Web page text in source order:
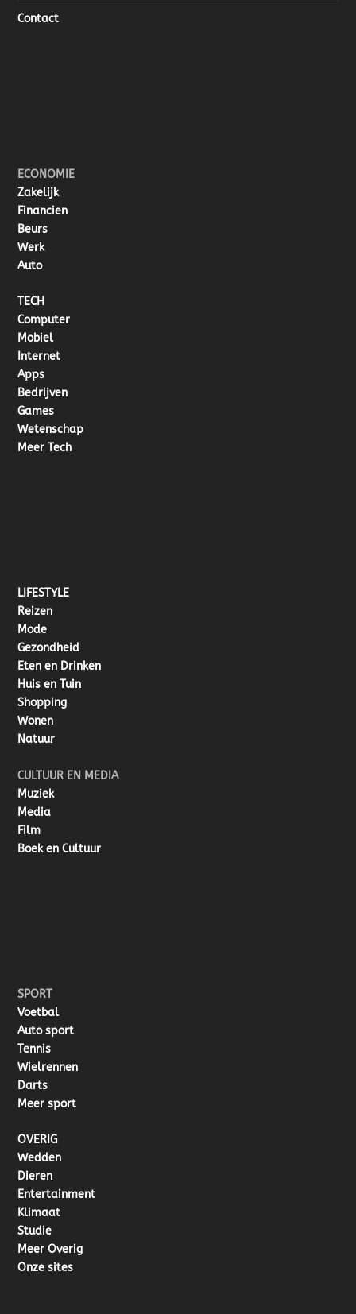
Contact
ECONOMIE
Zakelijk
Financien
Beurs
Werk
Auto
TECH
Computer
Mobiel
Internet
Apps
Bedrijven
Games
Wetenschap
Meer Tech
LIFESTYLE
Reizen
Mode
Gezondheid
Eten en Drinken
Huis en Tuin
Shopping
Wonen
Natuur
CULTUUR EN MEDIA
Muziek
Media
Film
Boek en Cultuur
SPORT
Voetbal
Auto sport
Tennis
Wielrennen
Darts
Meer sport
OVERIG
Wedden
Dieren
Entertainment
Klimaat
Studie
Meer Overig
Onze sites